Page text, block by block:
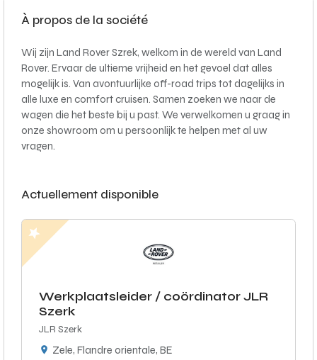
À propos de la société
Wij zijn Land Rover Szrek, welkom in de wereld van Land
Rover. Ervaar de ultieme vrijheid en het gevoel dat alles
mogelijk is. Van avontuurlijke off-road trips tot dagelijks in
alle luxe en comfort cruisen. Samen zoeken we naar de
wagen die het beste bij u past. We verwelkomen u graag in
onze showroom om u persoonlijk te helpen met al uw
vragen.
Actuellement disponible
Werkplaatsleider / coördinator JLR
Szerk
JLR Szerk
Zele, Flandre orientale, BE